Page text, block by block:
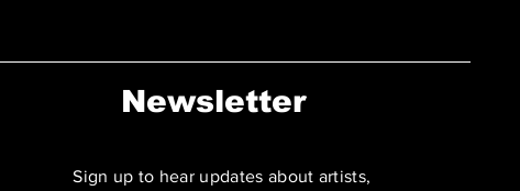
Newsletter
Sign up to hear updates about artists,